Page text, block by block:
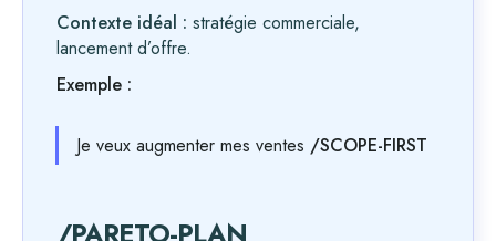
Contexte idéal : stratégie commerciale,
lancement d’offre.
Exemple :
Je veux augmenter mes ventes /SCOPE-FIRST